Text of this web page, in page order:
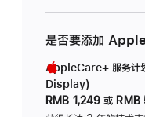
是否要添加
AppleCare+ 服务计
Display)
RMB 1,249 或 RMB